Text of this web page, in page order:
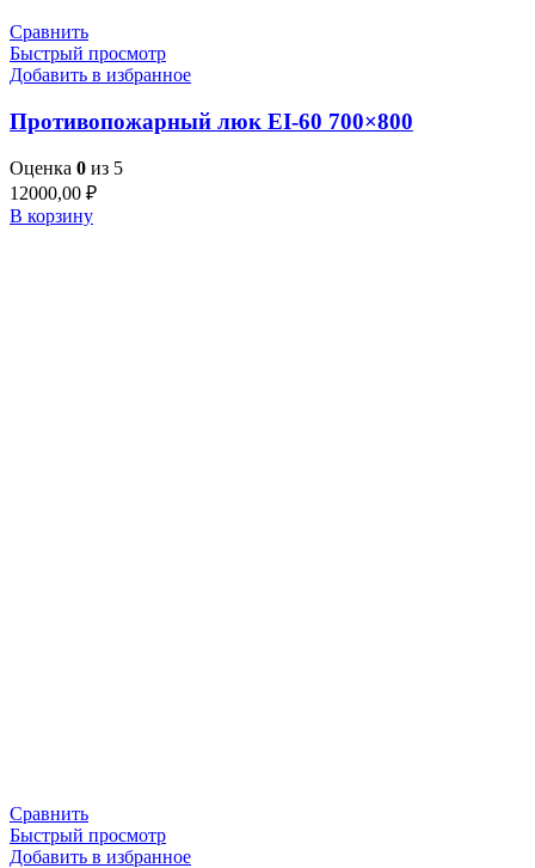
Сравнить
Быстрый просмотр
Добавить в избранное
Противопожарный люк EI-60 700×800
Оценка 0 из 5
12000,00 ₽
В корзину
Сравнить
Быстрый просмотр
Добавить в избранное